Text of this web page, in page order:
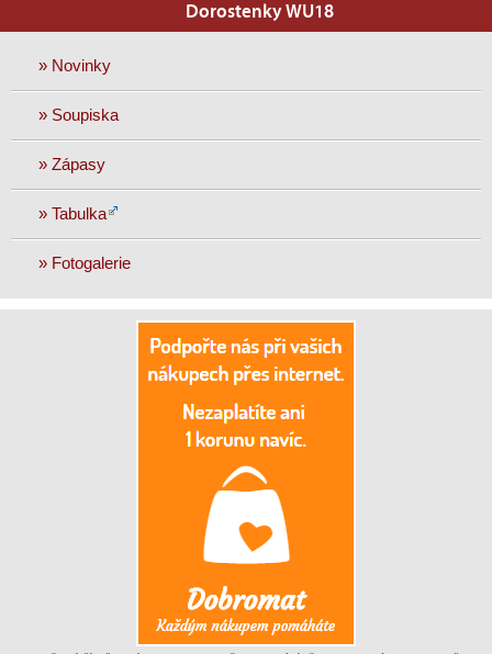
Dorostenky WU18
» Novinky
» Soupiska
» Zápasy
» Tabulka
» Fotogalerie